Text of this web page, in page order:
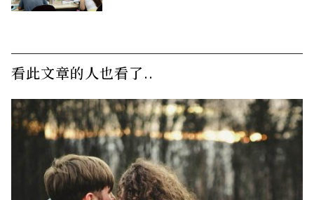
看此文章的人也看了..